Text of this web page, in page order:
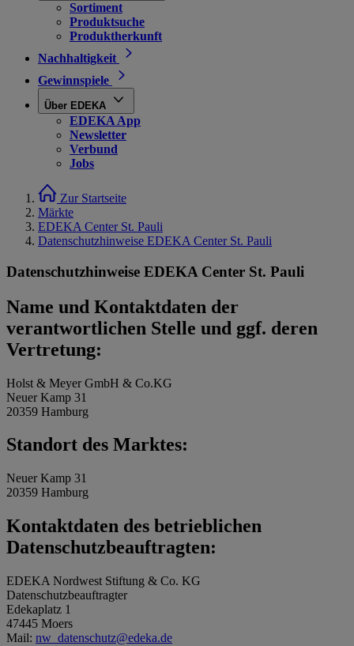
Sortiment
Produktsuche
Produktherkunft
Nachhaltigkeit
Gewinnspiele
Über EDEKA
EDEKA App
Newsletter
Verbund
Jobs
Zur Startseite
Märkte
EDEKA Center St. Pauli
Datenschutzhinweise EDEKA Center St. Pauli
Datenschutzhinweise EDEKA Center St. Pauli
Name und Kontaktdaten der
verantwortlichen Stelle und ggf. deren
Vertretung:
Holst & Meyer GmbH & Co.KG
Neuer Kamp 31
20359 Hamburg
Standort des Marktes:
Neuer Kamp 31
20359 Hamburg
Kontaktdaten des betrieblichen
Datenschutzbeauftragten:
EDEKA Nordwest Stiftung & Co. KG
Datenschutzbeauftragter
Edekaplatz 1
47445 Moers
Mail: nw_datenschutz@edeka.de